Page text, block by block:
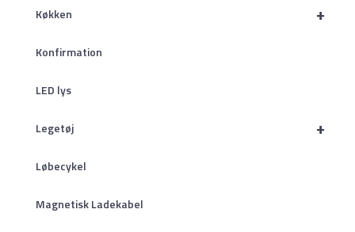
+
Køkken
Konfirmation
LED lys
+
Legetøj
Løbecykel
Magnetisk Ladekabel